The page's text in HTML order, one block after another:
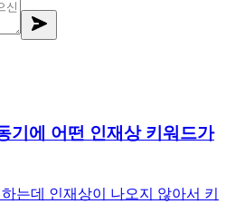
기에 어떤 인재상 키워드가
는데 인재상이 나오지 않아서 키